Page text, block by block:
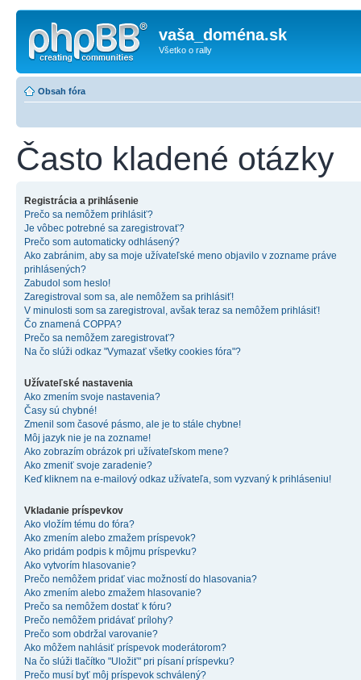
vaša_doména.sk
Všetko o rally
Obsah fóra
Často kladené otázky
Registrácia a prihlásenie
Prečo sa nemôžem prihlásiť?
Je vôbec potrebné sa zaregistrovať?
Prečo som automaticky odhlásený?
Ako zabránim, aby sa moje užívateľské meno objavilo v zozname práve
prihlásených?
Zabudol som heslo!
Zaregistroval som sa, ale nemôžem sa prihlásiť!
V minulosti som sa zaregistroval, avšak teraz sa nemôžem prihlásiť!
Čo znamená COPPA?
Prečo sa nemôžem zaregistrovať?
Na čo slúži odkaz "Vymazať všetky cookies fóra"?
Užívateľské nastavenia
Ako zmením svoje nastavenia?
Časy sú chybné!
Zmenil som časové pásmo, ale je to stále chybne!
Môj jazyk nie je na zozname!
Ako zobrazím obrázok pri užívateľskom mene?
Ako zmeniť svoje zaradenie?
Keď kliknem na e-mailový odkaz užívateľa, som vyzvaný k prihláseniu!
Vkladanie príspevkov
Ako vložím tému do fóra?
Ako zmením alebo zmažem príspevok?
Ako pridám podpis k môjmu príspevku?
Ako vytvorím hlasovanie?
Prečo nemôžem pridať viac možností do hlasovania?
Ako zmením alebo zmažem hlasovanie?
Prečo sa nemôžem dostať k fóru?
Prečo nemôžem pridávať prílohy?
Prečo som obdržal varovanie?
Ako môžem nahlásiť príspevok moderátorom?
Na čo slúži tlačítko "Uložiť" pri písaní príspevku?
Prečo musí byť môj príspevok schválený?